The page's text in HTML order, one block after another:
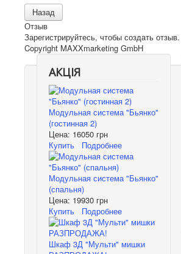
Отзыв
Зарегистрируйтесь, чтобы создать отзыв.
Copyright MAXXmarketing GmbH
АКЦІЯ
Модульная система "Бьянко"
(гостинная 2)
Цена: 16050 грн
Купить
Подробнее
Модульная система "Бьянко"
(спальня)
Цена: 19930 грн
Купить
Подробнее
Шкаф 3Д "Мульти" мишки